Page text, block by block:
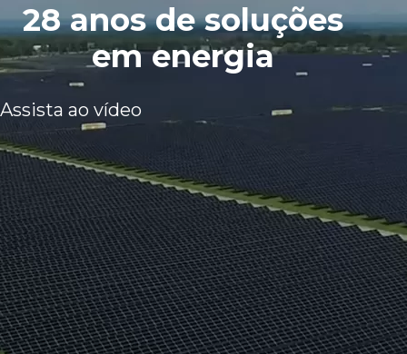
28 anos de soluções
em energia
Assista ao vídeo